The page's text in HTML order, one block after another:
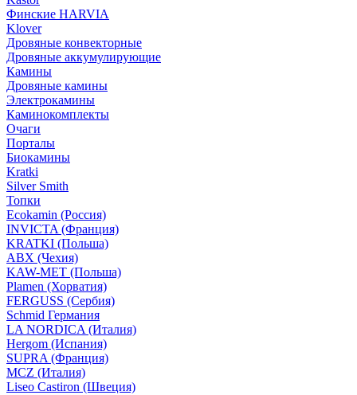
Финские HARVIA
Klover
Дровяные конвекторные
Дровяные аккумулирующие
Камины
Дровяные камины
Электрокамины
Каминокомплекты
Очаги
Порталы
Биокамины
Kratki
Silver Smith
Топки
Ecokamin (Россия)
INVICTA (Франция)
KRATKI (Польша)
ABX (Чехия)
KAW-MET (Польша)
Plamen (Хорватия)
FERGUSS (Сербия)
Schmid Германия
LA NORDICA (Италия)
Hergom (Испания)
SUPRA (Франция)
MCZ (Италия)
Liseo Castiron (Швеция)